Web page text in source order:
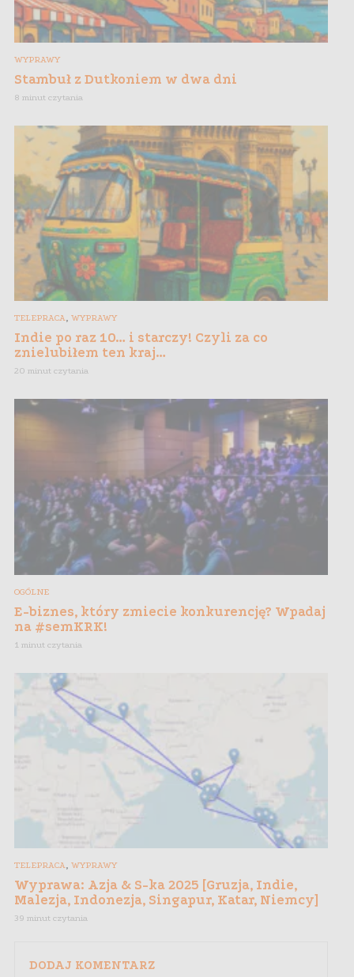
WYPRAWY
Stambuł z Dutkoniem w dwa dni
8 minut czytania
TELEPRACA, WYPRAWY
Indie po raz 10… i starczy! Czyli za co
znielubiłem ten kraj…
20 minut czytania
OGÓLNE
E-biznes, który zmiecie konkurencję? Wpadaj
na #semKRK!
1 minut czytania
TELEPRACA, WYPRAWY
Wyprawa: Azja & S-ka 2025 [Gruzja, Indie,
Malezja, Indonezja, Singapur, Katar, Niemcy]
39 minut czytania
DODAJ KOMENTARZ